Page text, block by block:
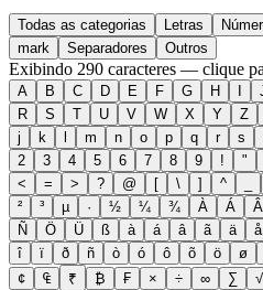
Todas as categorias Letras
mark
Separadores Outros
Exibindo 290 caracteres — clique
A B C D E F G H
R
S T U V W X Y Z
j
k m n o p q r s
2
3 4 5 6 7 8 9 ! "
<
= > ? @ [ \ ] ^
²
³ µ · ½ ¼ ¾ À Á Â
Ñ
Ö Ü ß à á â ã ä å
î
ï ð ñ ò ó ô õ ö ø
¢
₠ ₹ ₿ ₣ × ÷ ∞ ∑ √